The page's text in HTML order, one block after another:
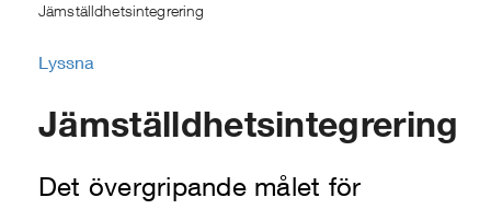
Jämställdhetsintegrering
Lyssna
Jämställdhetsintegrering
Det övergripande målet för